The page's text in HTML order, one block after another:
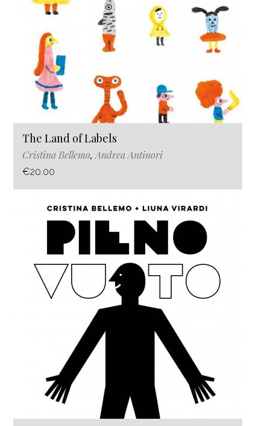
The Land of Labels
Cristina Bellemo,Andrea Antinori
€20.00